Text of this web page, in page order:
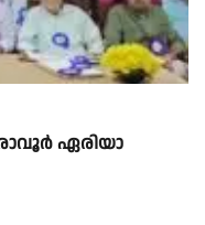
ഏരിയാ